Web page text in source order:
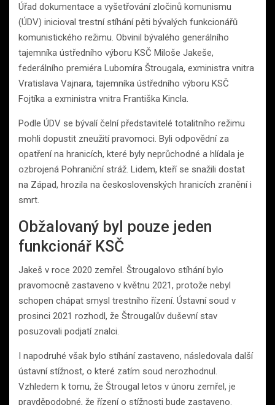
Úřad dokumentace a vyšetřování zločinů komunismu
(ÚDV) inicioval trestní stíhání pěti bývalých funkcionářů
komunistického režimu. Obvinil bývalého generálního
tajemníka ústředního výboru KSČ Miloše Jakeše,
federálního premiéra Lubomíra Štrougala, exministra vnitra
Vratislava Vajnara, tajemníka ústředního výboru KSČ
Fojtíka a exministra vnitra Františka Kincla.
Podle ÚDV se bývalí čelní představitelé totalitního režimu
mohli dopustit zneužití pravomoci. Byli odpovědní za
opatření na hranicích, které byly neprůchodné a hlídala je
ozbrojená Pohraniční stráž. Lidem, kteří se snažili dostat
na Západ, hrozila na československých hranicích zranění i
smrt.
Obžalovaný byl pouze jeden
funkcionář KSČ
Jakeš v roce 2020 zemřel. Štrougalovo stíhání bylo
pravomocně zastaveno v květnu 2021, protože nebyl
schopen chápat smysl trestního řízení. Ústavní soud v
prosinci 2021 rozhodl, že Štrougalův duševní stav
posuzovali podjatí znalci.
I napodruhé však bylo stíhání zastaveno, následovala další
ústavní stížnost, o které zatím soud nerozhodnul.
Vzhledem k tomu, že Štrougal letos v únoru zemřel, je
pravděpodobné, že řízení o stížnosti bude zastaveno.